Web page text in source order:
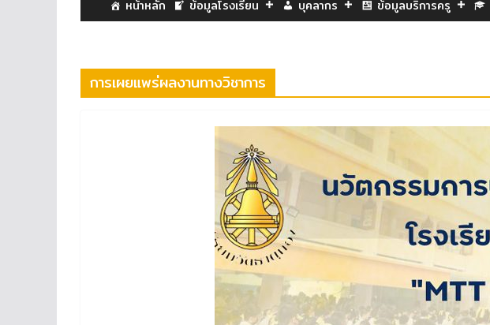
หน้าหลัก ข้อมูลโรงเรียน บุคลากร ข้อมูลบริการครู
การเผยแพร่ผลงานทางวิชาการ